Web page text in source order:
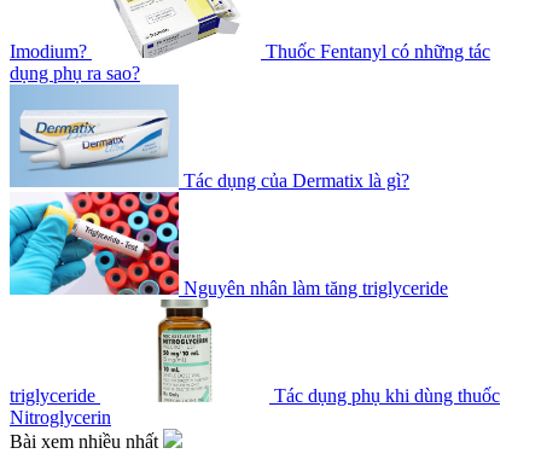
Imodium?
Thuốc Fentanyl có những tác
dụng phụ ra sao?
Tác dụng của Dermatix là gì?
Nguyên nhân làm tăng triglyceride
triglyceride
Tác dụng phụ khi dùng thuốc
Nitroglycerin
Bài xem nhiều nhất